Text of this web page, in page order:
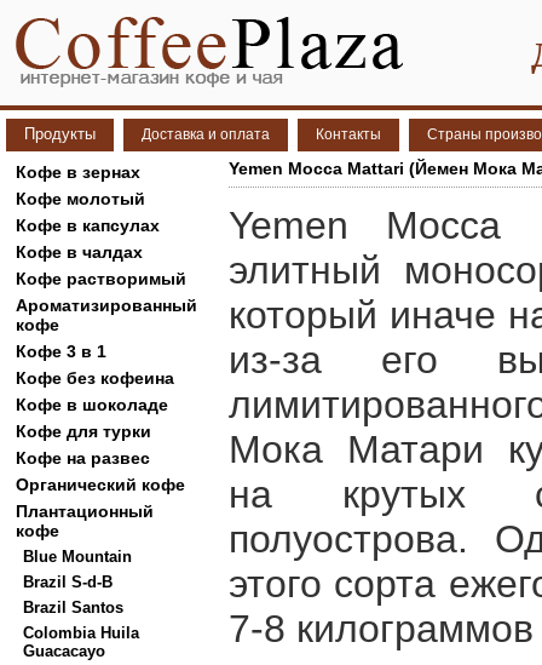
Продукты Доставка и оплата Контакты Страны
Кофе в зернах
Кофе молотый
Кофе в капсулах
Кофе в чалдах
Кофе растворимый
Ароматизированный
кофе
Кофе 3 в 1
Кофе без кофеина
Кофе в шоколаде
Кофе для турки
Кофе на развес
Органический кофе
Плантационный
кофе
Blue Mountain
Brazil S-d-B
Brazil Santos
Colombia Huila
Guacacayo
Yemen Mocca Mattari (Йемен Мока
Yemen Mocca
элитный
который иначе
из-за его
Мока Матари
на крутых
полуострова.
этого сорта
7-8